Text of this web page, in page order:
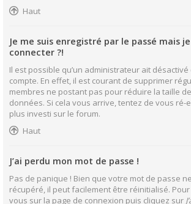
Haut
Je me suis enregistré par le passé mais
connecter ?!
Il est possible qu’un administrateur ait
compte. En effet, il est courant de supprimer
membres ne postant pas pour réduire la taille
données. Si cela vous arrive, tentez de vous ré-
plus investi sur le forum.
Haut
J’ai perdu mon mot de passe !
Pas de panique ! Bien que votre mot de passe
récupéré, il peut facilement être réinitialisé.
vous sur la page de connexion puis cliquez sur